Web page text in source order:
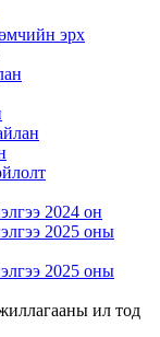
эрх
2024 он
2025 оны
2025 оны
ил тод